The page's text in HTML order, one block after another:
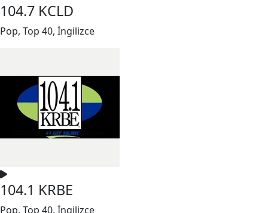
104.7 KCLD
Pop, Top 40, İngilizce
104.1 KRBE
Pop, Top 40, İngilizce